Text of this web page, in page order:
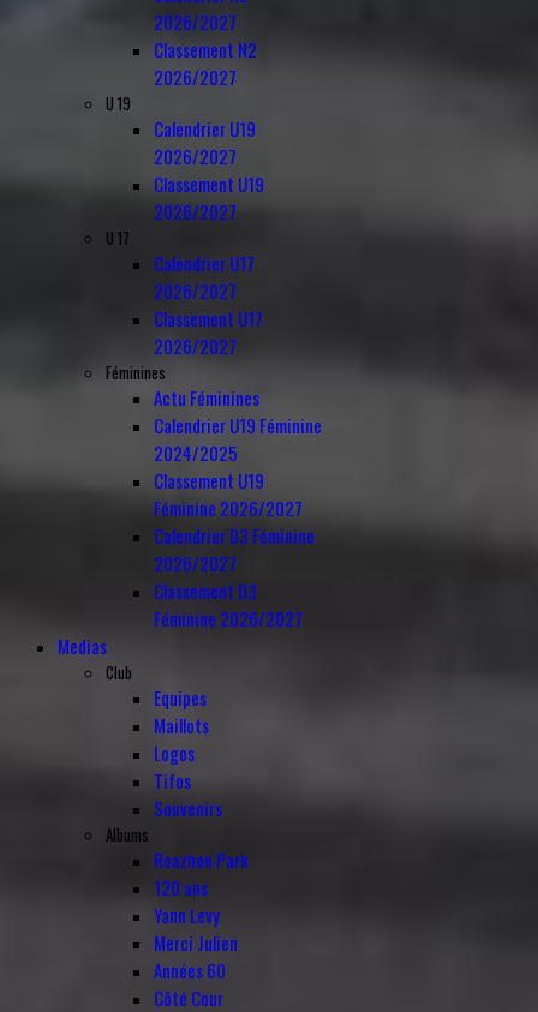
2026/2027
Classement N2
2026/2027
U 19
Calendrier U19
2026/2027
Classement U19
2026/2027
U 17
Calendrier U17
2026/2027
Classement U17
2026/2027
Féminines
Actu Féminines
Calendrier U19 Féminine
2024/2025
Classement U19
Féminine 2026/2027
Calendrier D3 Féminine
2026/2027
Classement D3
Féminine 2026/2027
Medias
Club
Equipes
Maillots
Logos
Tifos
Souvenirs
Albums
Roazhon Park
120 ans
Yann Levy
Merci Julien
Années 60
Côté Cour